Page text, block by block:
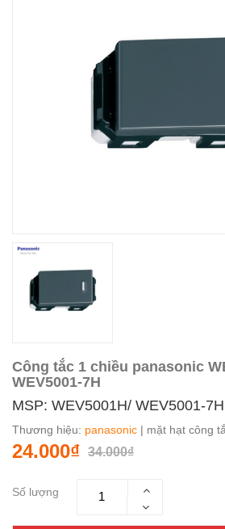
Công tắc 1 chiều panasonic
WEV5001-7H
MSP: WEV5001H/ WEV5001-7H
Thương hiệu: panasonic | mặt hạt công
24.000₫ 34.000₫
Số lượng